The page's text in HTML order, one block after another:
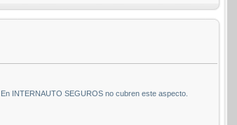
INTERNAUTO SEGUROS no cubren este aspecto.